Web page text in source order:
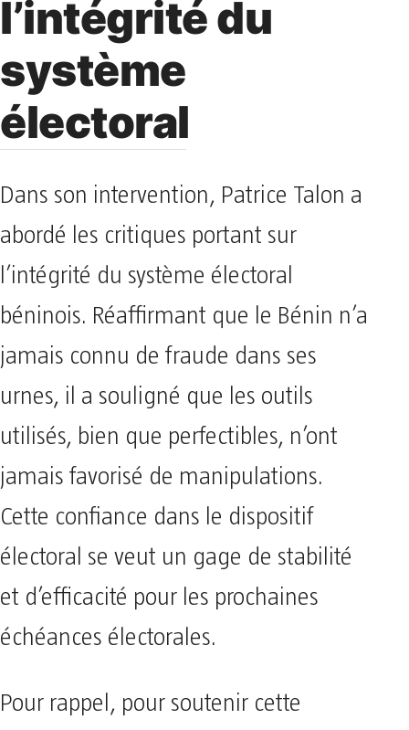
l’intégrité du
système
électoral
Dans son intervention, Patrice Talon a
abordé les critiques portant sur
l’intégrité du système électoral
béninois. Réaffirmant que le Bénin n’a
jamais connu de fraude dans ses
urnes, il a souligné que les outils
utilisés, bien que perfectibles, n’ont
jamais favorisé de manipulations.
Cette confiance dans le dispositif
électoral se veut un gage de stabilité
et d’efficacité pour les prochaines
échéances électorales.
Pour rappel, pour soutenir cette